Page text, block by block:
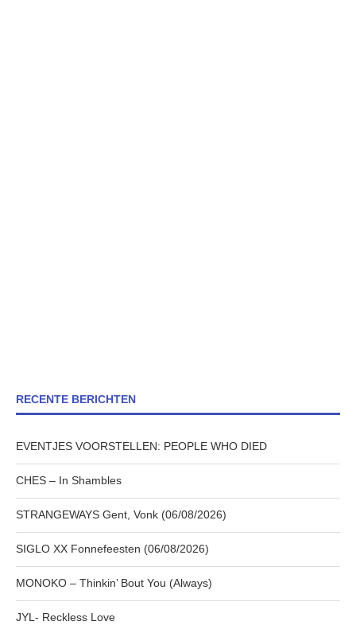
RECENTE BERICHTEN
EVENTJES VOORSTELLEN: PEOPLE WHO DIED
CHES – In Shambles
STRANGEWAYS Gent, Vonk (06/08/2026)
SIGLO XX Fonnefeesten (06/08/2026)
MONOKO – Thinkin’ Bout You (Always)
JYL- Reckless Love